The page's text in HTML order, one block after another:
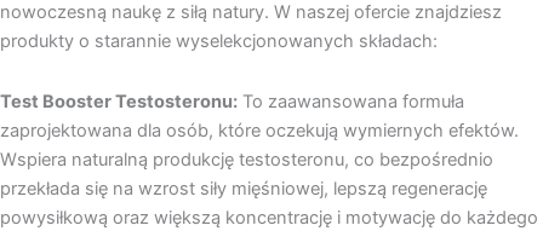
nowoczesną naukę z siłą natury. W naszej ofercie znajdziesz
produkty o starannie wyselekcjonowanych składach:
Test Booster Testosteronu: To zaawansowana formuła
zaprojektowana dla osób, które oczekują wymiernych efektów.
Wspiera naturalną produkcję testosteronu, co bezpośrednio
przekłada się na wzrost siły mięśniowej, lepszą regenerację
powysiłkową oraz większą koncentrację i motywację do każdego